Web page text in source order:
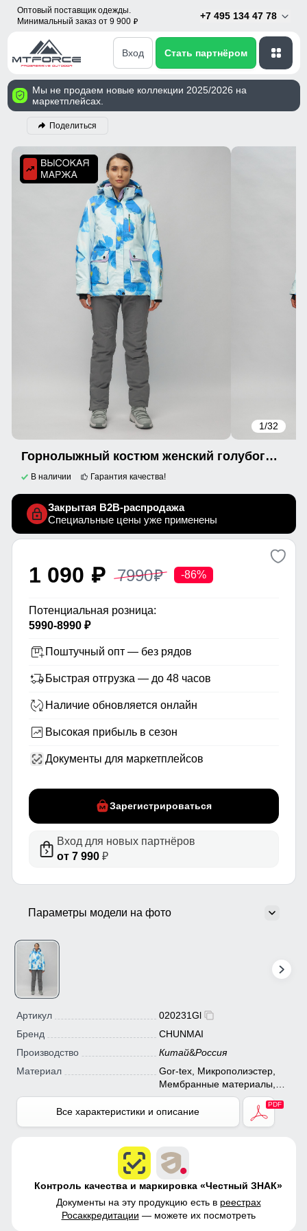
Оптовый поставщик одежды.
Минимальный заказ от 9 900 p
+7 495 134 47 78
Вход Стать партнёром
Мы не продаем новые коллекции 2025/2026 на
маркетплейсах.
Поделиться
1/32
Горнолыжный костюм женский голубого цвета 020231Gl
В наличии Гарантия качества!
Закрытая B2B-распродажа
Специальные цены уже применены
1 090 p 7990p -86%
Потенциальная розница:
5990-8990 ₽
Поштучный опт — без рядов
Быстрая отгрузка — до 48 часов
Наличие обновляется онлайн
Высокая прибыль в сезон
Документы для маркетплейсов
Зарегистрироваться
Вход для новых партнёров
от 7 990₽
Параметры модели на фото
Артикул
020231Gl
Бренд
CHUNMAI
Производство
Китай&Россия
Материал
Gor-tex, Микрополиэстер,
Мембранные материалы,
Натуральные материалы,
Полиэстер, Плащевка,
Тефлон, Ткань, Хлопок,
Все характеристики и описание
Контроль качества и маркировка «Честный ЗНАК»
Документы на эту продукцию есть в реестрах
Росаккредитации — можете их посмотреть